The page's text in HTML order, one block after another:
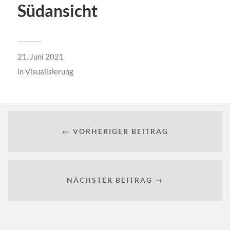
Südansicht
21. Juni 2021
inVisualisierung
← VORHERIGER BEITRAG
NÄCHSTER BEITRAG →